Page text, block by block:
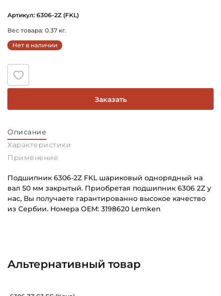
Артикул: 6306-2Z (FKL)
Вес товара: 0.37 кг.
Нет в наличии
Заказать
Описание
Характеристики
Применение
Подшипник 6306-2Z FKL шариковый однорядный на
вал 50 мм закрытый. Приобретая подшипник 6306 2Z у
нас, Вы получаете гарантированно высокое качество
из Сербии. Номера OEM: 3198620 Lemken
72 мм
Сельскохозяйственная
Альтернативный товар